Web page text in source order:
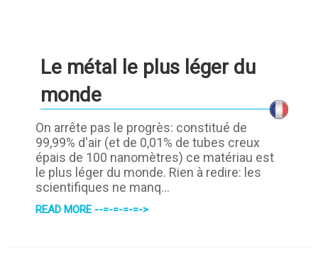
Le métal le plus léger du
monde
On arrête pas le progrès: constitué de
99,99% d'air (et de 0,01% de tubes creux
épais de 100 nanomètres) ce matériau est
le plus léger du monde. Rien à redire: les
scientifiques ne manq...
READ MORE --=-=-=-=->